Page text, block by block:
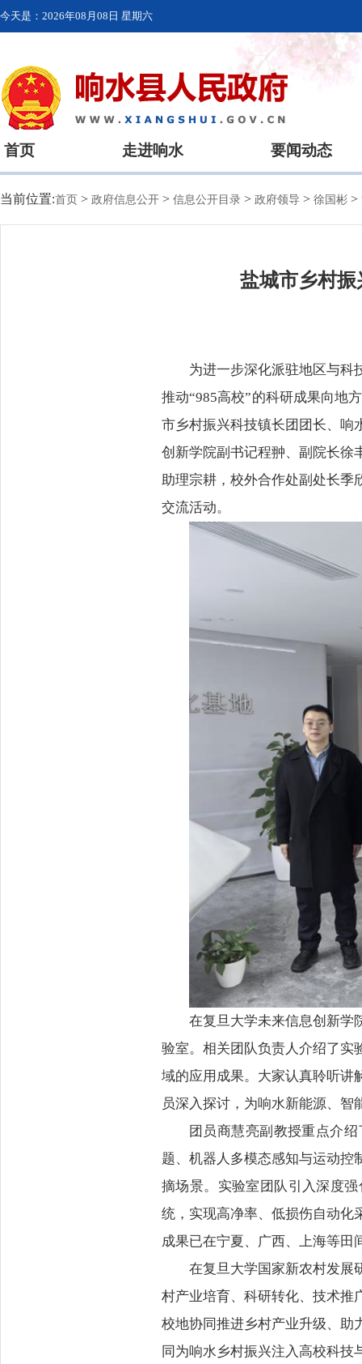
今天是： 2026年08月08日 星期六
首页 走进响水 要闻动态
当前位置:首页 > 政府信息公开 > 信息公开目录 > 政府领导 > 徐国彬 >
盐城市乡村
为进一步深化派驻地区与科
推动“985高校”的科研成果向地
市乡村振兴科技镇长团团长、响
创新学院副书记程翀、副院长徐
助理宗耕，校外合作处副处长季
交流活动。
在复旦大学未来信息创新学
验室。相关团队负责人介绍了实
域的应用成果。大家认真聆听讲
员深入探讨，为响水新能源、
团员商慧亮副教授重点介
题、机器人多模态感知与运动控
摘场景。实验室团队引入深度
统，实现高净率、低损伤自动化
成果已在宁夏、广西、上海等田
在复旦大学国家新农村发展
村产业培育、科研转化、技术推
校地协同推进乡村产业升级、助
同为响水乡村振兴注入高校科技